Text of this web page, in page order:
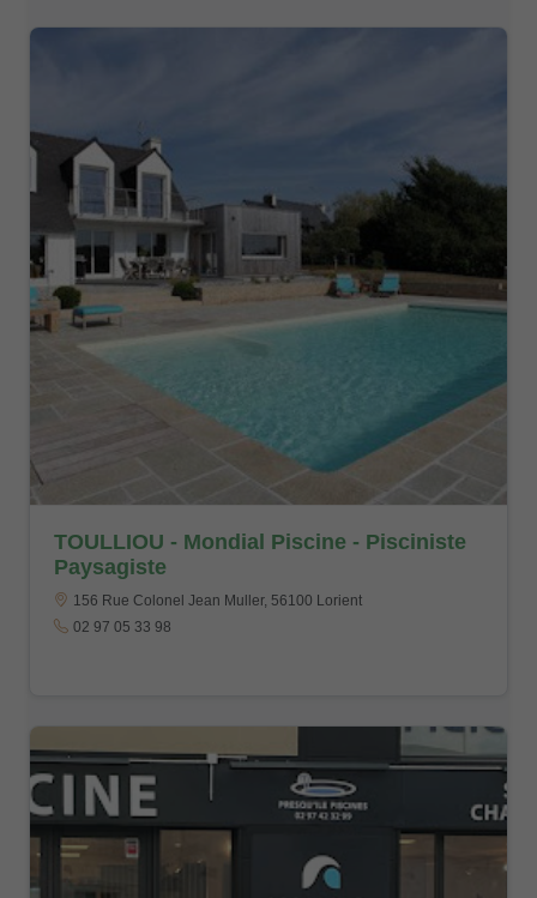
TOULLIOU - Mondial Piscine - Pisciniste
Paysagiste
156 Rue Colonel Jean Muller, 56100 Lorient
02 97 05 33 98